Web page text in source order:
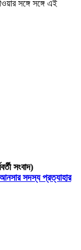
সঙ্গে সঙ্গে এই
সংবাদ)
সদস্য প্রত্যাহার